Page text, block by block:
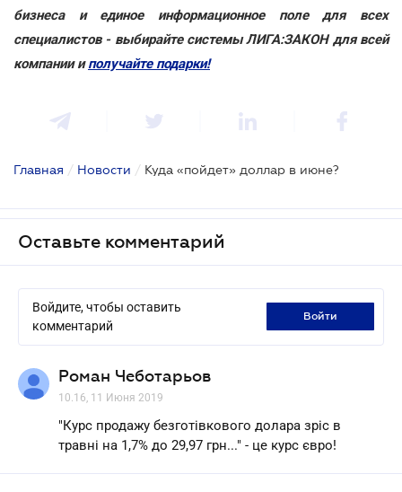
бизнеса и единое информационное поле для всех
специалистов - выбирайте системы ЛИГА:ЗАКОН для всей
компании иполучайте подарки!
Главная / Новости / Куда «пойдет» доллар в июне?
Оставьте комментарий
Войдите, чтобы оставить
комментарий
войти
Роман Чеботарьов
10.16, 11 Июня 2019
"Курс продажу безготівкового долара зріс в
травні на 1,7% до 29,97 грн..." - це курс євро!